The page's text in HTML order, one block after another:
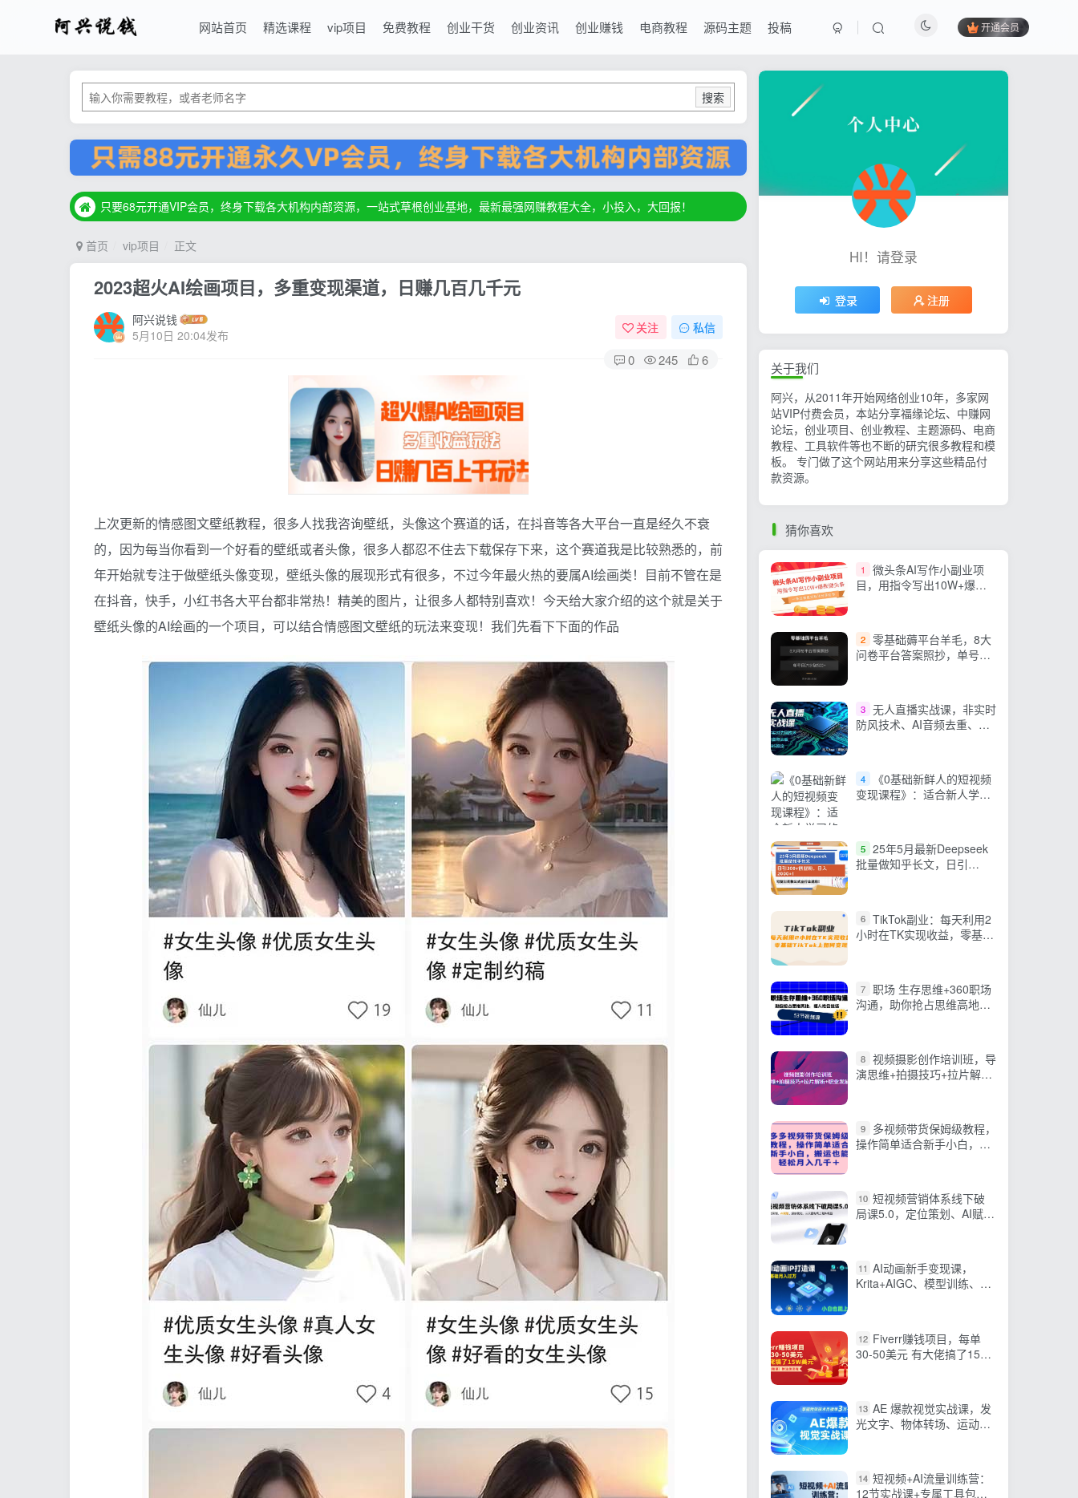
网站首页 精选课程 vip项目 免费教程 创业干货 创业资讯 创业赚钱 电商教程 源码主题 投稿 开通会员
搜索
只要68元开通VIP会员，终身下载各大机构内部资源，一站式草根创业基地，最新最强网赚教程大全，小投入，大回报！
只要68元开通VIP会员，终身下载各大机构内部资源，一站式草根创业基地，最新最强网赚教程大全，小投入，大回报！
只要68元开通VIP会员，终身下载各大机构内部资源，一站式草根创业基地，最新最强网赚教程大全，小投入，大回报！
首页 vip项目 正文
2023超火AI绘画项目，多重变现渠道，日赚几百几千元
阿兴说钱
5月10日 20:04发布
关注 私信
0 245 6
上次更新的情感图文壁纸教程，很多人找我咨询壁纸，头像这个赛道的话，在抖音等各大平台一直是经久不衰
的，因为每当你看到一个好看的壁纸或者头像，很多人都忍不住去下载保存下来，这个赛道我是比较熟悉的，前
年开始就专注于做壁纸头像变现，壁纸头像的展现形式有很多，不过今年最火热的要属AI绘画类！目前不管在是
在抖音，快手，小红书各大平台都非常热！精美的图片，让很多人都特别喜欢！今天给大家介绍的这个就是关于
壁纸头像的AI绘画的一个项目，可以结合情感图文壁纸的玩法来变现！我们先看下下面的作品
HI！请登录
登录 注册
关于我们
阿兴，从2011年开始网络创业10年，多家网
站VIP付费会员，本站分享福缘论坛、中赚网
论坛，创业项目、创业教程、主题源码、电商
教程、工具软件等也不断的研究很多教程和模
板。 专门做了这个网站用来分享这些精品付
款资源。
猜你喜欢
1
微头条AI写作小副业项
目，用指令写出10W+爆款
2 零基础薅平台羊毛，8大
问卷平台答案照抄，单号日
3 无人直播实战课，非实时
防风技术、AI音频去重、
4
《0基础新鲜人的短视频
变现课程》：适合新人学习
5 25年5月最新Deepseek
批量做知乎长文，日引
6 TikTok副业：每天利用2
小时在TK实现收益，零基础
7 职场 生存思维+360职场
沟通，助你抢占思维高地，
8 视频摄影创作培训班，导
演思维+拍摄技巧+拉片解析
9
多视频带货保姆级教程，
操作简单适合新手小白，搬
10 短视频营销体系线下破
局课5.0，定位策划、AI赋
11 AI动画新手变现课，
Krita+AIGC、模型训练、商
12 Fiverr赚钱项目，每单
30-50美元 有大佬搞了15W
13 AE 爆款视觉实战课，发
光文字、物体转场、运动跟
14 短视频+AI流量训练营：
12节实战课+专属工具包，